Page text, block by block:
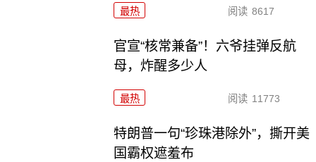
最热 阅读 8617
官宣“核常兼备”！六爷挂弹反航
母，炸醒多少人
最热 阅读 11773
特朗普一句“珍珠港除外”，撕开美
国霸权遮羞布